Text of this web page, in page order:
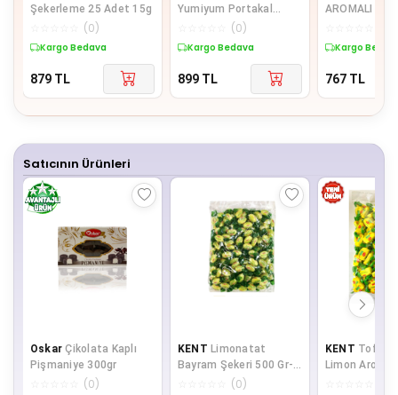
Şekerleme 25 Adet 15g
(0)
Kargo Bedava
879 TL
Yumiyum Portakal
120'li Kutu(0)
Kargo Bedava
899 TL
AROMALI
Kargo
767 TL
Satıcının Ürünleri
Oskar Çikolata Kaplı
Pişmaniye 300gr
(0)
KENT Limonatat
Bayram Şekeri 500 Gr-
Bayramlık Şeker
(0)
KENT Tofy
Limon